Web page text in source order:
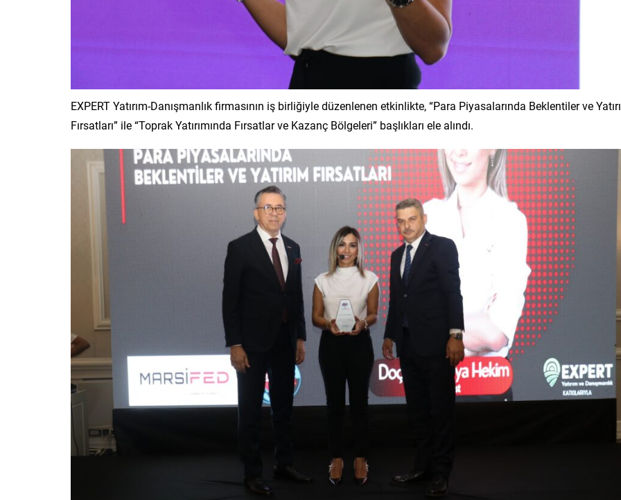
EXPERT Yatırım-Danışmanlık firmasının iş birliğiyle düzenlenen etkinlikte, “Para Piyasalarında Beklentiler ve
Fırsatları” ile “Toprak Yatırımında Fırsatlar ve Kazanç Bölgeleri” başlıkları ele alındı.